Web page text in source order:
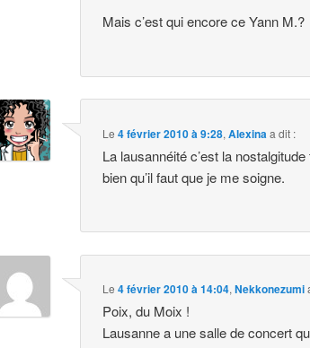
Mais c’est qui encore ce Yann M.?
Le4 février 2010 à 9:28,Alexinaa dit :
La lausannéité c’est la
bien qu’il faut que je me soigne.
Le4 février 2010 à 14:04,Nekkonezumi
Poix, du Moix !
Lausanne a une salle de concert